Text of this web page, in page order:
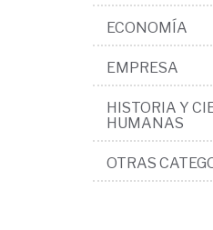
ECONOMÍA
EMPRESA
HISTORIA Y
HUMANAS
OTRAS